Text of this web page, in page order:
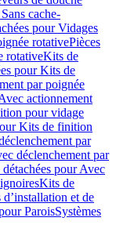
cache-
pour Vidages
rotativePièces
rotativeKits de
pour Kits de
par poignée
actionnement
pour vidage
Kits de finition
par
déclenchement par
détachées pour Avec
Kits de
d’installation et de
ParoisSystèmes